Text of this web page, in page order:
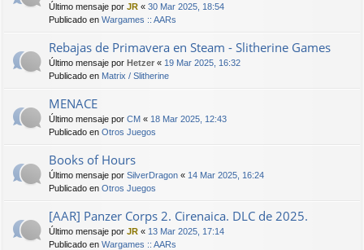
Último mensaje por JR « 30 Mar 2025, 18:54
Publicado en Wargames :: AARs
Rebajas de Primavera en Steam - Slitherine Games
Último mensaje por Hetzer « 19 Mar 2025, 16:32
Publicado en Matrix / Slitherine
MENACE
Último mensaje por CM « 18 Mar 2025, 12:43
Publicado en Otros Juegos
Books of Hours
Último mensaje por SilverDragon « 14 Mar 2025, 16:24
Publicado en Otros Juegos
[AAR] Panzer Corps 2. Cirenaica. DLC de 2025.
Último mensaje por JR « 13 Mar 2025, 17:14
Publicado en Wargames :: AARs